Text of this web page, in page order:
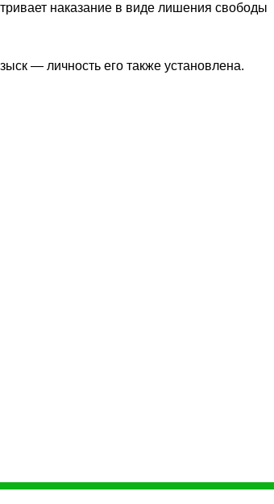
наказание в виде лишения свободы
— личность его также установлена.